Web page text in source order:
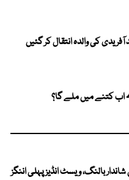
کی والدہ انتقال کر گئیں
اب کتنے میں ملے گا؟
بالنگ، ویسٹ انڈیز پہلی اننگز